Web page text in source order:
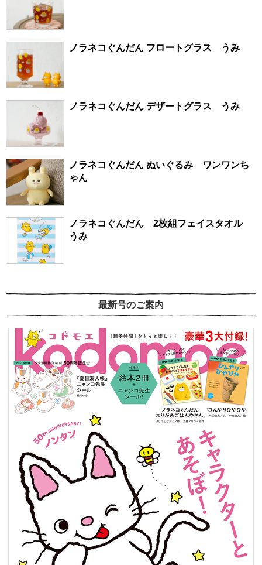
ノラネコぐんだん フロートグラス うみ
ノラネコぐんだん デザートグラス うみ
ノラネコぐんだん ぬいぐるみ ワンワンち
ゃん
ノラネコぐんだん 2枚組フェイスタオル
うみ
最新号のご案内